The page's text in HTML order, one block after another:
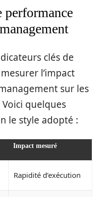
performance
clés de
l’impact
sur les
quelques
le style adopté :
Impact mesuré
Rapidité d’exécution